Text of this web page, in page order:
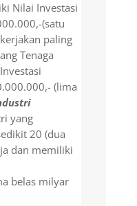
Nilai Investasi
(satu
paling
Tenaga
(lima
yang
20 (dua
dan memiliki
belas milyar